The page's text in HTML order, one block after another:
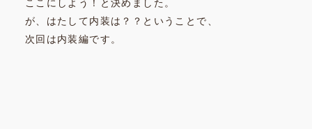
ここにしよう！と決めました。
が、はたして内装は？？ということで、
次回は内装編です。